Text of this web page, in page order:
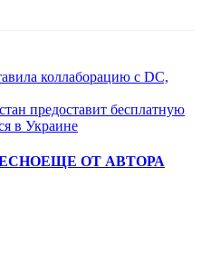
коллаборацию с DC,
предоставит бесплатную
в Украине
ЕЩЕ ОТ АВТОРА